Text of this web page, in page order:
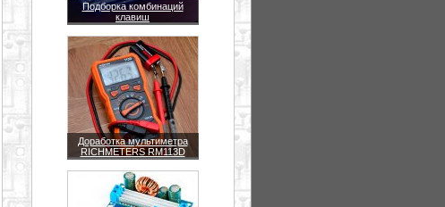
Подборка комбинаций
клавиш
Доработка мультиметра
RICHMETERS RM113D